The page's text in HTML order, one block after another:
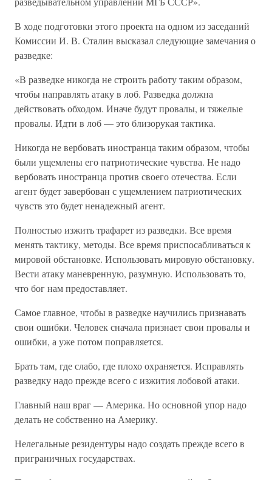
В ходе подготовки этого проекта на одном из заседаний
Комиссии И. В. Сталин высказал следующие замечания о
разведке:
«В разведке никогда не строить работу таким образом,
чтобы направлять атаку в лоб. Разведка должна
действовать обходом. Иначе будут провалы, и тяжелые
провалы. Идти в лоб — это близорукая тактика.
Никогда не вербовать иностранца таким образом, чтобы
были ущемлены его патриотические чувства. Не надо
вербовать иностранца против своего отечества. Если
агент будет завербован с ущемлением патриотических
чувств это будет ненадежный агент.
Полностью изжить трафарет из разведки. Все время
менять тактику, методы. Все время приспосабливаться к
мировой обстановке. Использовать мировую обстановку.
Вести атаку маневренную, разумную. Использовать то,
что бог нам предоставляет.
Самое главное, чтобы в разведке научились признавать
свои ошибки. Человек сначала признает свои провалы и
ошибки, а уже потом поправляется.
Брать там, где слабо, где плохо охраняется. Исправлять
разведку надо прежде всего с изжития лобовой атаки.
Главный наш враг — Америка. Но основной упор надо
делать не собственно на Америку.
Нелегальные резидентуры надо создать прежде всего в
приграничных государствах.